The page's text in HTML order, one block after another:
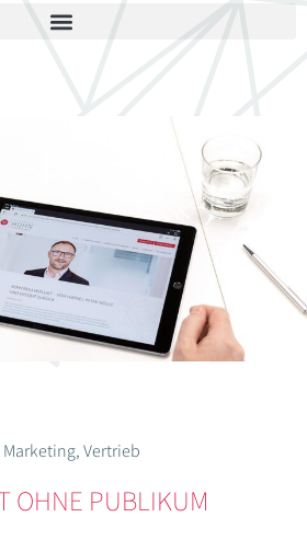
Marketing,Vertrieb
OHNE PUBLIKUM